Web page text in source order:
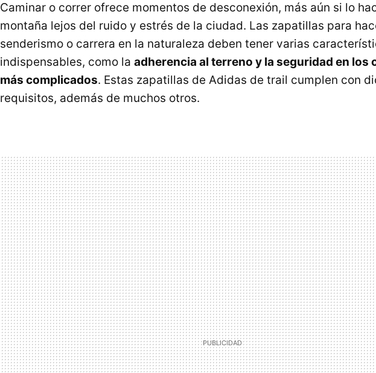
Caminar o correr ofrece momentos de desconexión, más aún si lo
montaña lejos del ruido y estrés de la ciudad. Las zapatillas para
senderismo o carrera en la naturaleza deben tener varias
indispensables, como la adherencia al terreno y la seguridad en los
más complicados. Estas zapatillas de Adidas de trail cumplen con
requisitos, además de muchos otros.